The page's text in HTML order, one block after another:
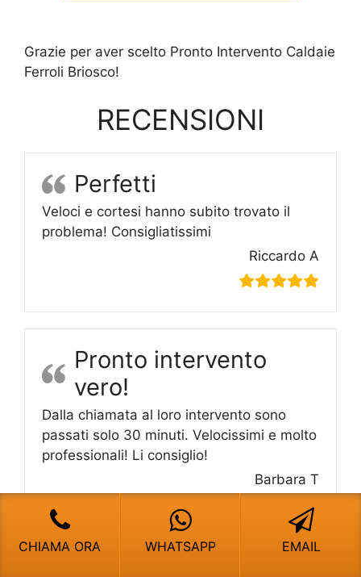
Grazie per aver scelto Pronto Intervento Caldaie
Ferroli Briosco!
RECENSIONI
Perfetti
Veloci e cortesi hanno subito trovato il
problema! Consigliatissimi
Riccardo A
Pronto intervento
vero!
Dalla chiamata al loro intervento sono
passati solo 30 minuti. Velocissimi e molto
professionali! Li consiglio!
Barbara T
CHIAMA ORA WHATSAPP EMAIL